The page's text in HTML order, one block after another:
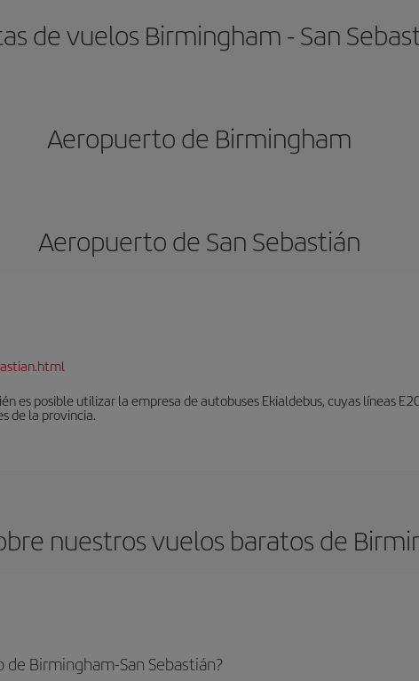
de vuelos Birmingham - San
Aeropuerto de Birmingham
Aeropuerto de San Sebastián
es posible utilizar la empresa de autobuses Ekialdebus, cuyas líneas
de la provincia.
nuestros vuelos baratos de
Birmingham-San Sebastián?